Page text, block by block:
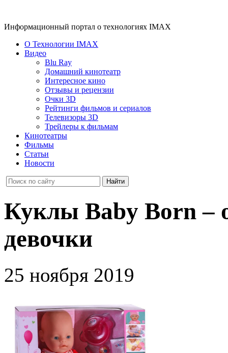
Информационный портал о технологиях IMAX
О Технологии IMAX
Видео
Blu Ray
Домашний кинотеатр
Интересное кино
Отзывы и рецензии
Очки 3D
Рейтинги фильмов и сериалов
Телевизоры 3D
Трейлеры к фильмам
Кинотеатры
Фильмы
Статьи
Новости
Куклы Baby Born –
девочки
25 ноября 2019